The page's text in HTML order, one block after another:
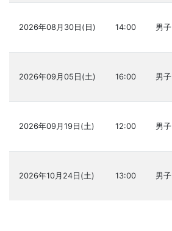
2026年08月30日(日) 14:00 男子
2026年09月05日(土) 16:00 男子
2026年09月19日(土) 12:00 男子
2026年10月24日(土) 13:00 男子